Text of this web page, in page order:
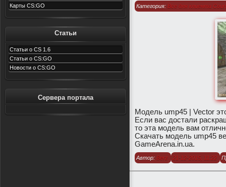
Карты CS:GO
Статьи
Статьи о CS 1.6
Статьи о CS:GO
Новости о CS:GO
Сервера портала
Категория: Все для клиента
Модели оружия для CS 1.6
Модель ump45 | Vector
Если вас достали
то эта модель вам
Скачать модель ump45
GameArena.in.ua.
Автор: Berz 21-12-2015, 11:22